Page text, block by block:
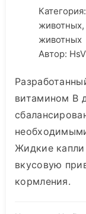
Категория:
животных,
животных
Автор:
витамином В
Жидкие капли
вкусовую
кормления.